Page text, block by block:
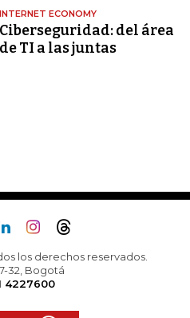
INTERNET ECONOMY
Ciberseguridad: del área
de TI a las juntas
los derechos reservados.
32, Bogotá
4227600